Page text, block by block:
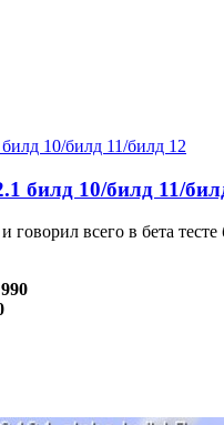
билд 10/билд 11/
говорил всего в бета